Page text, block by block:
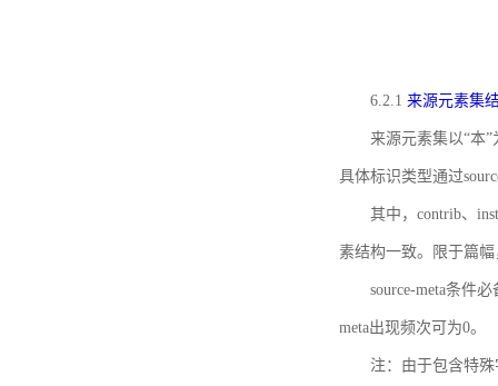
6.2.1 来源元素集
来源元素集以“本
具体标识类型通过
其中，contrib、
素结构一致。限于篇
source-meta条件
meta出现频次可为0。
注：由于包含特殊